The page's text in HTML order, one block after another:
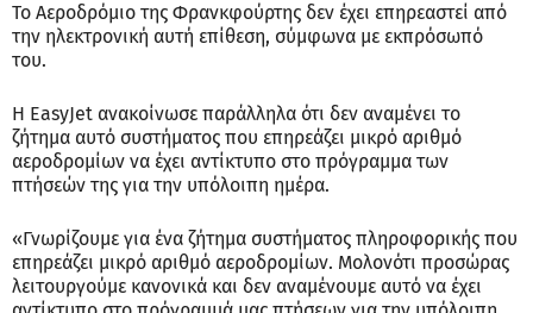
Το Αεροδρόμιο της Φρανκφούρτης δεν έχει επηρεαστεί από
την ηλεκτρονική αυτή επίθεση, σύμφωνα με εκπρόσωπό
του.
Η EasyJet ανακοίνωσε παράλληλα ότι δεν αναμένει το
ζήτημα αυτό συστήματος που επηρεάζει μικρό αριθμό
αεροδρομίων να έχει αντίκτυπο στο πρόγραμμα των
πτήσεών της για την υπόλοιπη ημέρα.
«Γνωρίζουμε για ένα ζήτημα συστήματος πληροφορικής που
επηρεάζει μικρό αριθμό αεροδρομίων. Μολονότι προσώρας
λειτουργούμε κανονικά και δεν αναμένουμε αυτό να έχει